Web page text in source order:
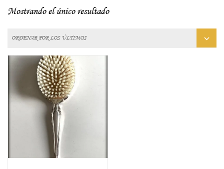
Mostrando el único resultado